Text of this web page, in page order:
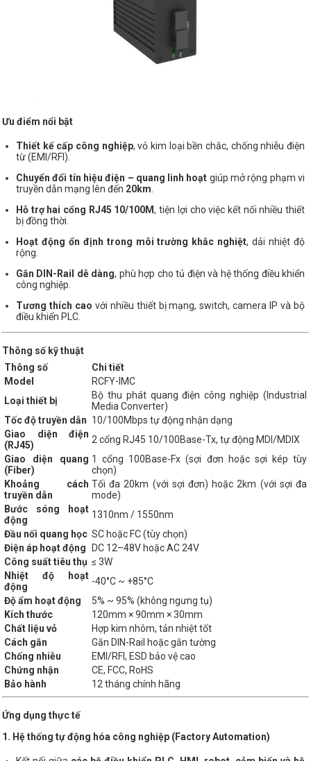
Ưu điểm nổi bật
Thiết kế cấp công nghiệp, vỏ kim loại bền chắc, chống nhiễu điện
từ (EMI/RFI).
Chuyển đổi tín hiệu điện – quang linh hoạt giúp mở rộng phạm vi
truyền dẫn mạng lên đến 20km
Hỗ trợ hai cổng RJ45 10/100M, tiện lợi cho việc kết nối nhiều thiết
bị đồng thời.
Hoạt động ổn định trong môi trường khắc nghiệt, dải nhiệt độ
rộng.
Gắn DIN-Rail dễ dàng, phù hợp cho tủ điện và hệ thống điều khiển
công nghiệp.
Tương thích cao với nhiều thiết bị mạng, switch, camera IP và bộ
điều khiển PLC.
Thông số kỹ thuật
Thông số
Chi tiết
Model
RCFY-IMC
Loại thiết bị
Bộ thu phát quang điện công nghiệp (Industrial
Media Converter)
Tốc độ truyền dẫn 10/100Mbps tự động nhận dạng
Giao diện điện
(RJ45)
2 cổng RJ45 10/100Base-Tx, tự động MDI/MDIX
Giao diện quang
(Fiber)
1 cổng 100Base-Fx (sợi đơn hoặc sợi kép tùy
chọn)
Khoảng cách
truyền dẫn
Tối đa 20km (với sợi đơn) hoặc 2km (với sợi đa
mode)
Bước sóng hoạt
động
1310nm / 1550nm
Đầu nối quang học SC hoặc FC (tùy chọn)
Điện áp hoạt động
DC 12–48V hoặc AC 24V
Công suất tiêu thụ ≤ 3W
Nhiệt độ hoạt
động
-40°C ~ +85°C
Độ ẩm hoạt động
5% ~ 95% (không ngưng tụ)
Kích thước
120mm × 90mm × 30mm
Chất liệu vỏ
Hợp kim nhôm, tản nhiệt tốt
Cách gắn
Gắn DIN-Rail hoặc gắn tường
Chống nhiễu
EMI/RFI, ESD bảo vệ cao
Chứng nhận
CE, FCC, RoHS
Bảo hành
12 tháng chính hãng
Ứng dụng thực tế
1. Hệ thống tự động hóa công nghiệp (Factory Automation)